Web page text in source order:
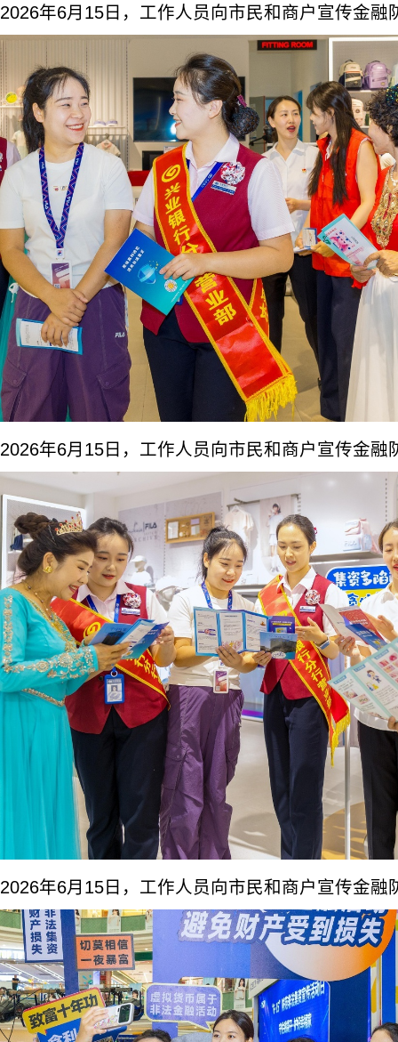
2026年6月15日，工作人员向市民和商户宣传金融
2026年6月15日，工作人员向市民和商户宣传金融
2026年6月15日，工作人员向市民和商户宣传金融